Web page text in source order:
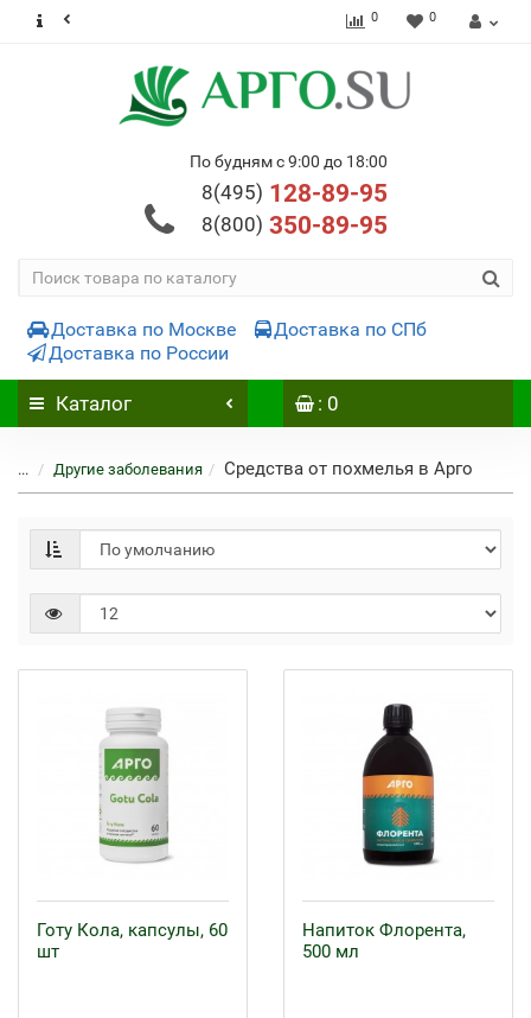
0 0
По будням с 9:00 до 18:00
8(495) 128-89-95
8(800) 350-89-95
Доставка по Москве
Доставка по СПб
Доставка по России
Каталог : 0
... Другие заболевания Средства от похмелья в Арго
Готу Кола, капсулы, 60
шт
Напиток Флорента,
500 мл